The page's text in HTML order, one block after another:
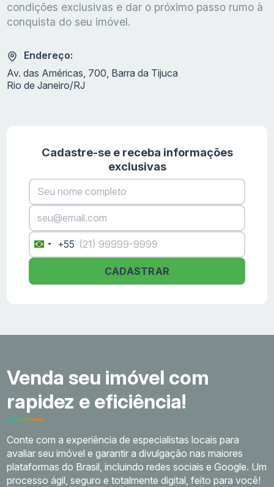
R$ 680 mil a R$ 1,7 milhão
condições exclusivas e dar o próximo passo rumo à
conquista do seu imóvel.
Endereço:
Av. das Américas, 700, Barra da Tijuca
Rio de Janeiro/RJ
Cadastre-se e receba informações
exclusivas
Brazil
+55
+55
CADASTRAR
Venda seu imóvel com
rapidez e eficiência!
Conte com a experiência de especialistas locais para
avaliar seu imóvel e garantir a divulgação nas maiores
plataformas do Brasil, incluindo redes sociais e Google. Um
processo ágil, seguro e totalmente digital, feito para você!